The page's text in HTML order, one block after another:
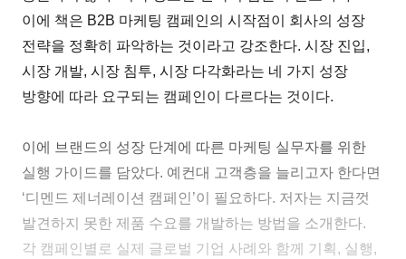
이에 책은 B2B 마케팅 캠페인의 시작점이 회사의 성장
전략을 정확히 파악하는 것이라고 강조한다. 시장 진입,
시장 개발, 시장 침투, 시장 다각화라는 네 가지 성장
방향에 따라 요구되는 캠페인이 다르다는 것이다.
이에 브랜드의 성장 단계에 따른 마케팅 실무자를 위한
실행 가이드를 담았다. 예컨대 고객층을 늘리고자 한다면
‘디멘드 제너레이션 캠페인’이 필요하다. 저자는 지금껏
발견하지 못한 제품 수요를 개발하는 방법을 소개한다.
각 캠페인별로 실제 글로벌 기업 사례와 함께 기획, 실행,